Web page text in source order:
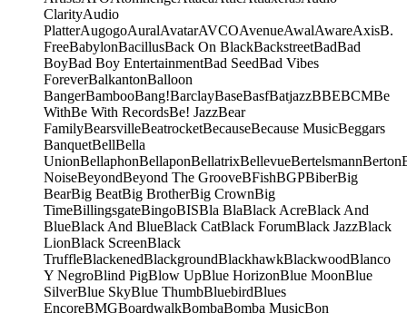
ClarityAudio
PlatterAugogoAuralAvatarAVCOAvenueAwalAwareAxisB.
FreeBabylonBacillusBack On BlackBackstreetBadBad
BoyBad Boy EntertainmentBad SeedBad Vibes
ForeverBalkantonBalloon
BangerBambooBang!BarclayBaseBasfBatjazzBBEBCMBe
WithBe With RecordsBe! JazzBear
FamilyBearsvilleBeatrocketBecauseBecause MusicBeggars
BanquetBellBella
UnionBellaphonBellaponBellatrixBellevueBertelsmannBerton
NoiseBeyondBeyond The GrooveBFishBGPBiberBig
BearBig BeatBig BrotherBig CrownBig
TimeBillingsgateBingoBISBla BlaBlack AcreBlack And
BlueBlack And BlueBlack CatBlack ForumBlack JazzBlack
LionBlack ScreenBlack
TruffleBlackenedBlackgroundBlackhawkBlackwoodBlanco
Y NegroBlind PigBlow UpBlue HorizonBlue MoonBlue
SilverBlue SkyBlue ThumbBluebirdBlues
EncoreBMGBoardwalkBombaBomba MusicBon